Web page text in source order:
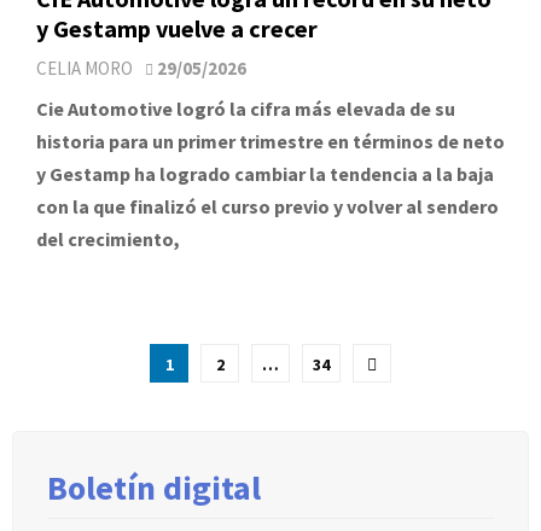
y Gestamp vuelve a crecer
CELIA MORO 29/05/2026
Cie Automotive logró la cifra más elevada de su
historia para un primer trimestre en términos de neto
y Gestamp ha logrado cambiar la tendencia a la baja
con la que finalizó el curso previo y volver al sendero
del crecimiento,
Paginación
1 2 … 34
Boletín digital